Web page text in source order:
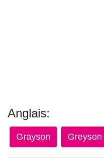
Anglais:
Grayson Greyson